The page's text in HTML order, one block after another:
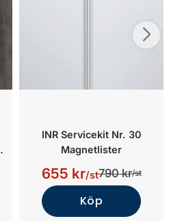
INR Servicekit Nr. 30
Magnetlister
655 kr/st790 kr/st
Köp